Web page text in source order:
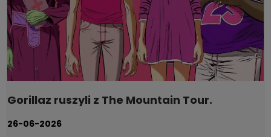
Gorillaz ruszyli z The Mountain Tour.
26-06-2026